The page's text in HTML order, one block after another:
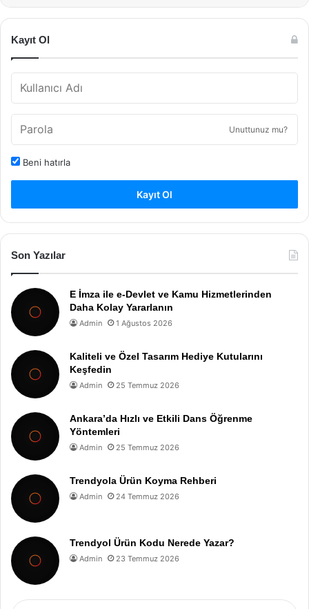
Kayıt Ol
Unuttunuz mu?
Beni hatırla
Kayıt Ol
Son Yazılar
E İmza ile e-Devlet ve Kamu Hizmetlerinden
Daha Kolay Yararlanın
Admin 1 Ağustos 2026
Kaliteli ve Özel Tasarım Hediye Kutularını
Keşfedin
Admin 25 Temmuz 2026
Ankara’da Hızlı ve Etkili Dans Öğrenme
Yöntemleri
Admin 25 Temmuz 2026
Trendyola Ürün Koyma Rehberi
Admin 24 Temmuz 2026
Trendyol Ürün Kodu Nerede Yazar?
Admin 23 Temmuz 2026